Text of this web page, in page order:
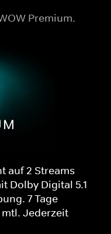
Premium.
auf 2 Streams
Dolby Digital 5.1
7 Tage
Jederzeit